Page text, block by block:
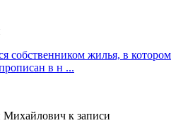
собственником жилья, в котором
в н ...
Михайлович к записи